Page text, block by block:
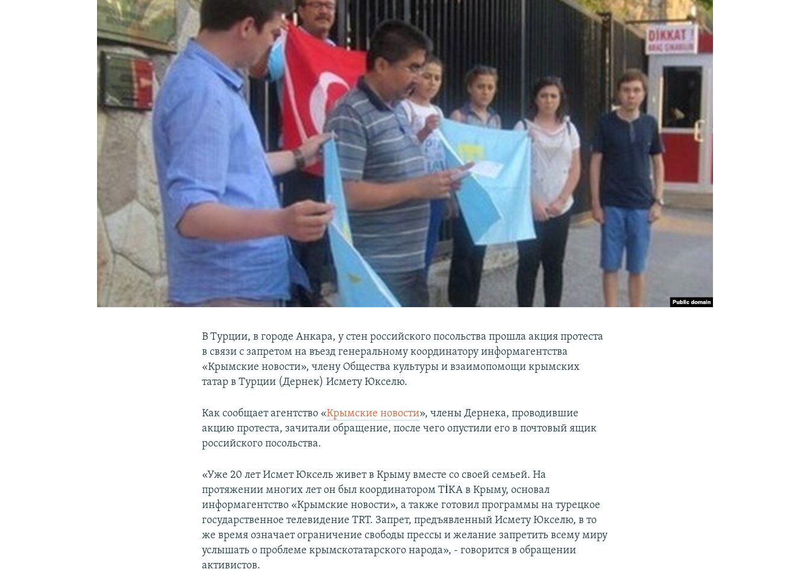
УКРАИНСКАЯ ПРОБЛЕМА КРЫМА
В Турции, в городе Анкара, у стен российского посольства прошла акция протеста
в связи с запретом на въезд генеральному координатору информагентства
«Крымские новости», члену Общества культуры и взаимопомощи крымских
татар в Турции (Дернек) Исмету Юкселю.
Как сообщает агентство «Крымские новости», члены Дернека, проводившие
акцию протеста, зачитали обращение, после чего опустили его в почтовый ящик
российского посольства.
«Уже 20 лет Исмет Юксель живет в Крыму вместе со своей семьей. На
протяжении многих лет он был координатором TİKA в Крыму, основал
информагентство «Крымские новости», а также готовил программы на турецкое
государственное телевидение TRT. Запрет, предъявленный Исмету Юкселю, в то
же время означает ограничение свободы прессы и желание запретить всему миру
услышать о проблеме крымскотатарского народа», - говорится в обращении
активистов.